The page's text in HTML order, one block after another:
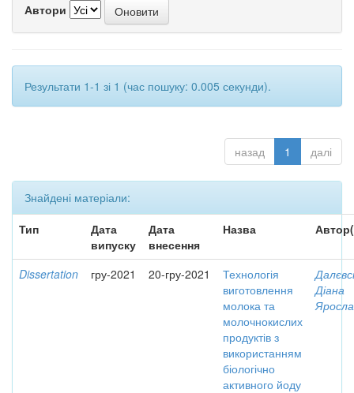
Автори
Результати 1-1 зі 1 (час пошуку: 0.005 секунди).
назад 1 далі
Знайдені матеріали:
Тип
Дата
випуску
Дата
внесення
Назва
Dissertation гру-2021 20-гру-2021
Технологія
виготовлення
молока та
молочнокислих
продуктів з
використанням
біологічно
активного йоду
Діана